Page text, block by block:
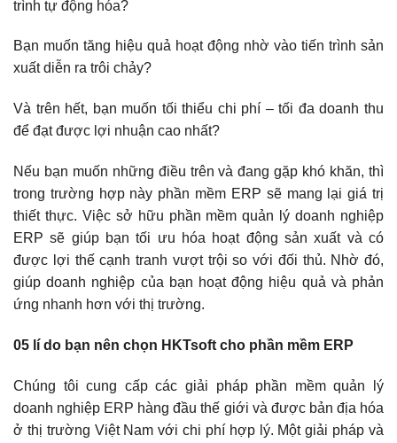
trình tự động hóa?
Bạn muốn tăng hiệu quả hoạt động nhờ vào tiến trình sản
xuất diễn ra trôi chảy?
Và trên hết, bạn muốn tối thiểu chi phí – tối đa doanh thu
để đạt được lợi nhuận cao nhất?
Nếu bạn muốn những điều trên và đang gặp khó khăn, thì
trong trường hợp này phần mềm ERP sẽ mang lại giá trị
thiết thực. Việc sở hữu phần mềm quản lý doanh nghiệp
ERP sẽ giúp bạn tối ưu hóa hoạt động sản xuất và có
được lợi thế cạnh tranh vượt trội so với đối thủ. Nhờ đó,
giúp doanh nghiệp của bạn hoạt động hiệu quả và phản
ứng nhanh hơn với thị trường.
05 lí do bạn nên chọn HKTsoft cho phần mềm ERP
Chúng tôi cung cấp các giải pháp phần mềm quản lý
doanh nghiệp ERP hàng đầu thế giới và được bản địa hóa
ở thị trường Việt Nam với chi phí hợp lý. Một giải pháp và